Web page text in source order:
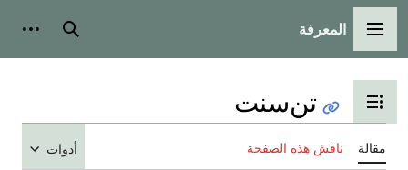
القائمة الرئيسية
المعرفة بحث
تبديل عرض جدول المحتويات
تن‌سنت
مقالة ناقش هذه الصفحة أدوات